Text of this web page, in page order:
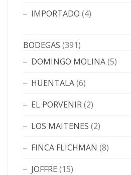
IMPORTADO (4)
BODEGAS (391)
DOMINGO MOLINA(5)
HUENTALA(6)
EL PORVENIR(2)
LOS MAITENES (2)
FINCA FLICHMAN (8)
JOFFRE (15)